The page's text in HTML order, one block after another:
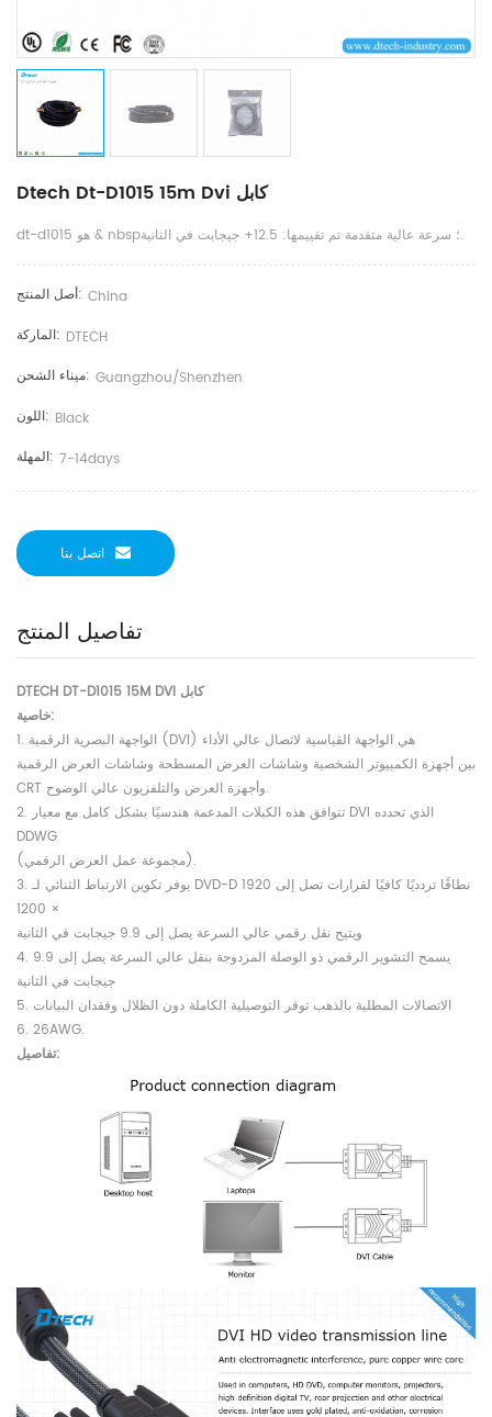
Dtech Dt-D1015 15m Dvi كابل
dt-d1015 هو & nbsp؛ سرعة عالية متقدمة تم تقييمها: 12.5+ جيجابت في الثانية.
أصل المنتج: China
الماركة: DTECH
ميناء الشحن: Guangzhou/shenzhen
اللون: Black
المهلة: 7-14days
اتصل بنا
تفاصيل المنتج
DTECH DT-D1015 15M DVI كابل
خاصية:
1. الواجهة البصرية الرقمية (DVI) هي الواجهة القياسية لاتصال عالي الأداء
بين أجهزة الكمبيوتر الشخصية وشاشات العرض المسطحة وشاشات العرض الرقمية
CRT وأجهزة العرض والتلفزيون عالي الوضوح.
2. تتوافق هذه الكبلات المدعمة هندسيًا بشكل كامل مع معيار DVI الذي تحدده
DDWG
(مجموعة عمل العرض الرقمي).
3. يوفر تكوين الارتباط الثنائي لـ DVD-D نطاقًا تردديًا كافيًا لقرارات تصل إلى 1920
× 1200
ويتيح نقل رقمي عالي السرعة يصل إلى 9.9 جيجابت في الثانية
4. يسمح التشوير الرقمي ذو الوصلة المزدوجة بنقل عالي السرعة يصل إلى 9.9
جيجابت في الثانية
5. الاتصالات المطلية بالذهب توفر التوصيلية الكاملة دون الظلال وفقدان البيانات
6. 26AWG.
تفاصيل: